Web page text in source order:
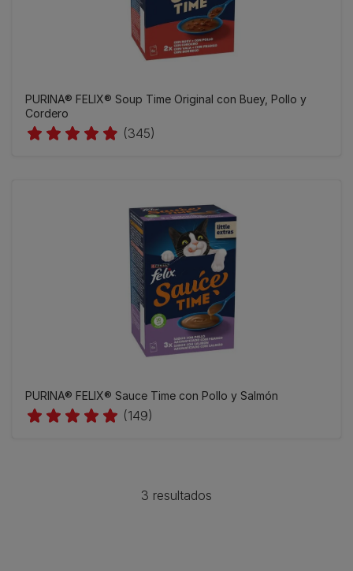
PURINA® FELIX® Soup Time Original con Buey, Pollo y
Cordero
(345)
PURINA® FELIX® Sauce Time con Pollo y Salmón
(149)
3 resultados